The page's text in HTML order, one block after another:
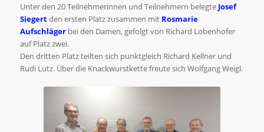
Unter den 20 Teilnehmerinnen und Teilnehmern belegte Josef
Siegertden ersten Platz zusammen mit Rosmarie
Aufschlägerbei den Damen, gefolgt von Richard Lobenhofer
auf Platz zwei.
Den dritten Platz teilten sich punktgleich Richard Kellner und
Rudi Lutz. Über die Knackwurstkette freute sich Wolfgang Weigl.